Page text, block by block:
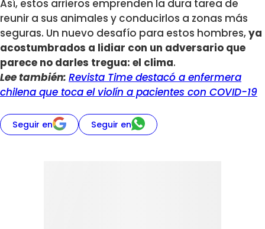
Así, estos arrieros emprenden la dura tarea de
reunir a sus animales y conducirlos a zonas más
seguras. Un nuevo desafío para estos hombres,ya
acostumbrados a lidiar con un adversario que
parece no darles tregua: el clima.
Lee también: Revista Time destacó a enfermera
chilena que toca el violín a pacientes con COVID-19
Seguir en Seguir en